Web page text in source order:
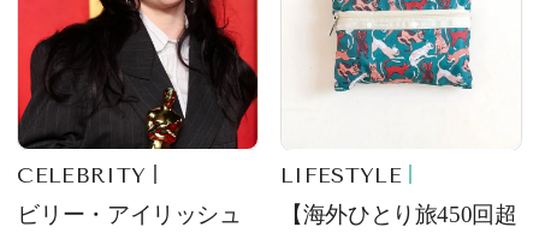
CELEBRITY
ビリー・アイリッシュ
LIFESTYLE
【海外ひとり旅450回超